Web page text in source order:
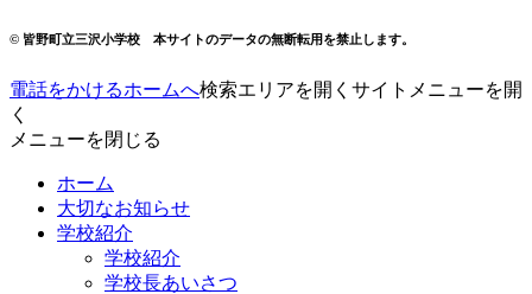
© 皆野町立三沢小学校 本サイトのデータの無断転用を禁止します。
電話をかけるホームへ検索エリアを開く サイトメニューを開
く
メニューを閉じる
ホーム
大切なお知らせ
学校紹介
学校紹介
学校長あいさつ